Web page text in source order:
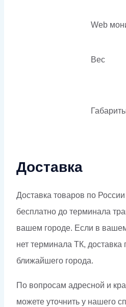
Web
Вес
Доставка
Доставка товаров по
бесплатно до терминала
вашем городе. Если в
нет терминала ТК, доставка
ближайшего города.
По вопросам адресной и
можете уточнить у нашего